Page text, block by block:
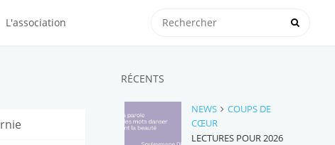
L'association
RÉCENTS
NEWS
COUPS DE
CŒUR
LECTURES POUR 2026